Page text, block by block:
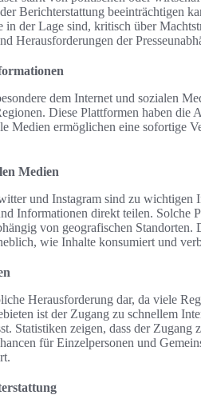
Berichterstattung beeinträchtigen
in der Lage sind, kritisch über
Herausforderungen der
dem Internet und sozialen
Diese Plattformen haben die
Medien ermöglichen eine sofortige
Medien
und Instagram sind zu wichtigen
Informationen direkt teilen. Solche
von geografischen
wie Inhalte konsumiert und
Herausforderung dar, da viele
ist der Zugang zu schnellem
Statistiken zeigen, dass der Zugang
für Einzelpersonen und